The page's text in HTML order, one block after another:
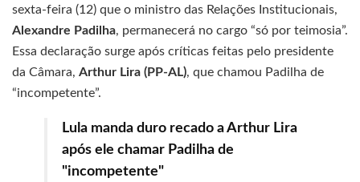
sexta-feira (12) que o ministro das Relações Institucionais,
Alexandre Padilha, permanecerá no cargo “só por teimosia”.
Essa declaração surge após críticas feitas pelo presidente
da Câmara, Arthur Lira (PP-AL), que chamou Padilha de
“incompetente”.
Lula manda duro recado a Arthur Lira
após ele chamar Padilha de
"incompetente"